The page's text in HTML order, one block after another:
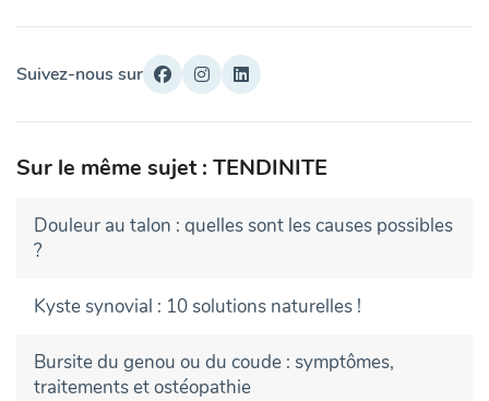
Suivez-nous sur
Sur le même sujet : TENDINITE
Douleur au talon : quelles sont les causes possibles
?
Kyste synovial : 10 solutions naturelles !
Bursite du genou ou du coude : symptômes,
traitements et ostéopathie